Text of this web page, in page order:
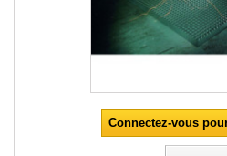
Connectez-vous